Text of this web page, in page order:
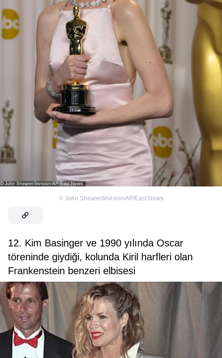
© John Shearer/Invision/AP/East News
12. Kim Basinger ve 1990 yılında Oscar
töreninde giydiği, kolunda Kiril harfleri olan
Frankenstein benzeri elbisesi